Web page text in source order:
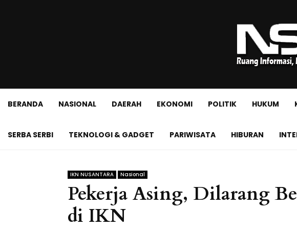
BERANDA NASIONAL DAERAH EKONOMI POLITIK HUKUM
SERBA SERBI TEKNOLOGI & GADGET PARIWISATA HIBURAN
IKN NUSANTARA Nasional
Pekerja Asing, Dilarang
di IKN